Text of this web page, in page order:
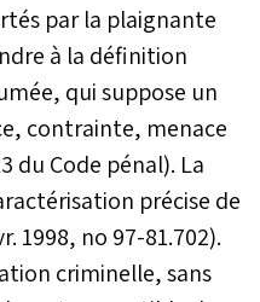
par la plaignante
à la définition
qui suppose un
contrainte, menace
du Code pénal). La
précise de
1998, no 97-81.702).
criminelle, sans